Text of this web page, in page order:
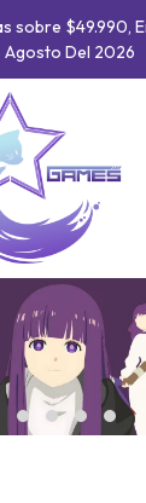
sobre $49.990,
Agosto Del 2026